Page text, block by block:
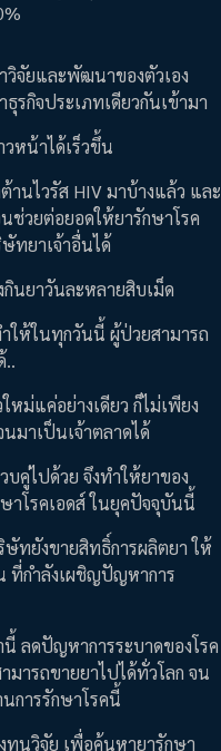
วิจัยและพัฒนาของตัวเอง
รกิจประเภทเดียวกันเข้ามา
หน้าได้เร็วขึ้น
านไวรัส HIV มาบ้างแล้ว และ
ช่วยต่อยอดให้ยารักษาโรค
ทยาเจ้าอื่นได้
กินยาวันละหลายสิบเม็ด
ให้ในทุกวันนี้ ผู้ป่วยสามารถ
..
หม่แค่อย่างเดียว ก็ไม่เพียง
มาเป็นเจ้าตลาดได้
คู่ไปด้วย จึงทำให้ยาของ
าโรคเอดส์ ในยุคปัจจุบันนี้
ษัทยังขายสิทธิ์การผลิตยา ให้
ที่กำลังเผชิญปัญหาการ
ลดปัญหาการระบาดของโรค
มารถขายยาไปได้ทั่วโลก จน
การรักษาโรคนี้
ทุนวิจัย เพื่อค้นหายารักษา